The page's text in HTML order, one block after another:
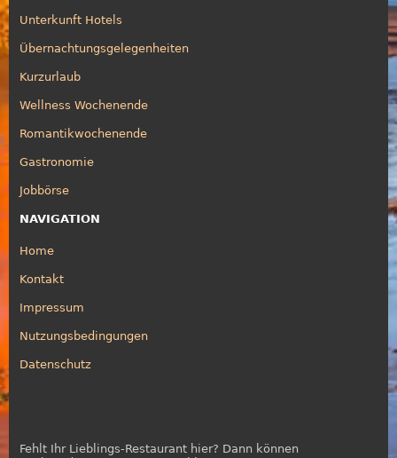
Unterkunft Hotels
Übernachtungsgelegenheiten
Kurzurlaub
Wellness Wochenende
Romantikwochenende
Gastronomie
Jobbörse
NAVIGATION
Home
Kontakt
Impressum
Nutzungsbedingungen
Datenschutz
Fehlt Ihr Lieblings-Restaurant hier? Dann können